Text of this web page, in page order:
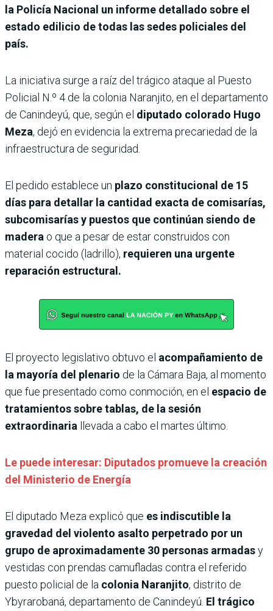
la Policía Nacional un informe detallado sobre el
estado edilicio de todas las sedes policiales del
país.
La iniciativa surge a raíz del trágico ataque al Puesto
Policial N.º 4 de la colonia Naranjito, en el departamento
de Canindeyú, que, según el diputado colorado Hugo
Meza, dejó en evidencia la extrema precariedad de la
infraestructura de seguridad.
El pedido establece un plazo constitucional de 15
días para detallar la cantidad exacta de comisarías,
subcomisarías y puestos que continúan siendo de
madera o que a pesar de estar construidos con
material cocido (ladrillo), requieren una urgente
reparación estructural.
El proyecto legislativo obtuvo el acompañamiento de
la mayoría del plenario de la Cámara Baja, al momento
que fue presentado como conmoción, en el espacio de
tratamientos sobre tablas, de la sesión
extraordinaria
llevada a cabo el martes último.
Le puede interesar: Diputados promueve la creación
del Ministerio de Energía
El diputado Meza explicó que es indiscutible la
gravedad del violento asalto perpetrado por un
grupo de aproximadamente 30 personas armadasy
vestidas con prendas camufladas contra el referido
puesto policial de la colonia Naranjito, distrito de
Ybyrarobaná, departamento de Canindeyú. El trágico